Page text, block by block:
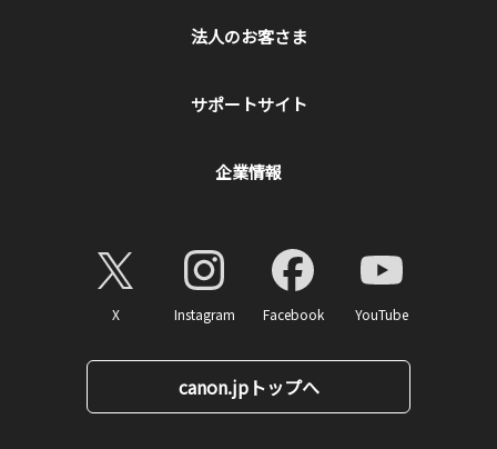
法人のお客さま
サポートサイト
企業情報
X Instagram Facebook YouTube
canon.jpトップへ